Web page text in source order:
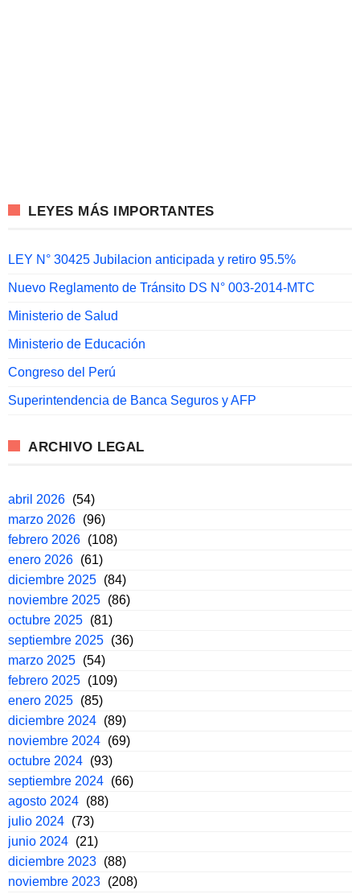
LEYES MÁS IMPORTANTES
LEY N° 30425 Jubilacion anticipada y retiro 95.5%
Nuevo Reglamento de Tránsito DS N° 003-2014-MTC
Ministerio de Salud
Ministerio de Educación
Congreso del Perú
Superintendencia de Banca Seguros y AFP
ARCHIVO LEGAL
abril 2026 (54)
marzo 2026 (96)
febrero 2026 (108)
enero 2026 (61)
diciembre 2025 (84)
noviembre 2025 (86)
octubre 2025 (81)
septiembre 2025 (36)
marzo 2025 (54)
febrero 2025 (109)
enero 2025 (85)
diciembre 2024 (89)
noviembre 2024 (69)
octubre 2024 (93)
septiembre 2024 (66)
agosto 2024 (88)
julio 2024 (73)
junio 2024 (21)
diciembre 2023 (88)
noviembre 2023 (208)